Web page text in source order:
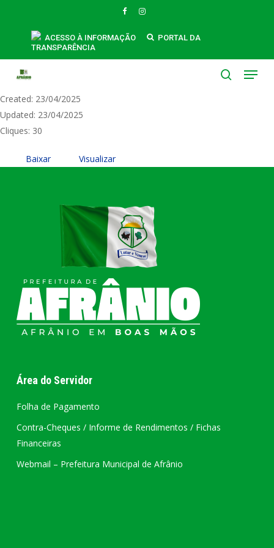
FACEBOOKINSTAGRAM
ACESSO À INFORMAÇÃO
PORTAL DA
TRANSPARÊNCIA
Menu
CONTRATO 035 - 2025 - INSTITUTO DE
REUMATOLOGIA - Assinado
Tamanho do Arquivo: 390.04 KB
Created: 23/04/2025
Updated: 23/04/2025
Cliques: 30
Baixar Visualizar
Área do Servidor
Folha de Pagamento
Contra-Cheques / Informe de Rendimentos / Fichas
Financeiras
Webmail – Prefeitura Municipal de Afrânio